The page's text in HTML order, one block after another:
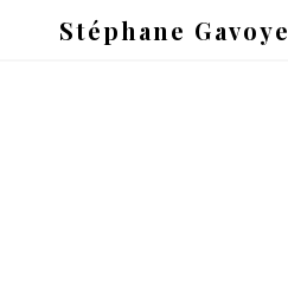
Stéphane Gavoye